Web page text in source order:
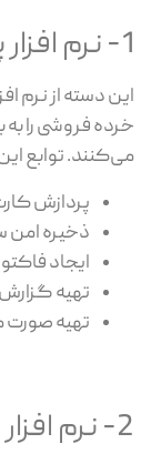
1- نرم افزار پردازش پرداخت
این دسته از نرم
خرده فروشی را
می‌کنند. توابع
پردازش
ذخیره امن
ایجاد
تهیه
تهیه صورت
2- نرم افزار مدیریت موجودی و انبارداری